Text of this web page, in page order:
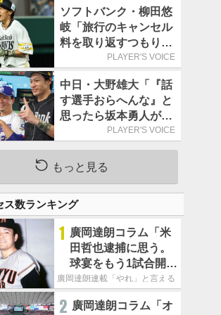
ソフトバンク・柳田悠
岐「旅行のキャンセル
料を取り返すつもりで
出場しました(笑)」／
PLAYER'S VOICE
中日・大野雄大「『話
す選手おらへんな』と
思ったら坂本勇人が来
た！」／オールスター
PLAYER'S VOICE
もっと見る
ス数ランキング
1 廣岡達朗コラム「米
田哲也逮捕に思う。
球宴をもう1試合開催
でOB救済を」
廣岡達朗連載「やれ」と言える信念
2 廣岡達朗コラム「オ